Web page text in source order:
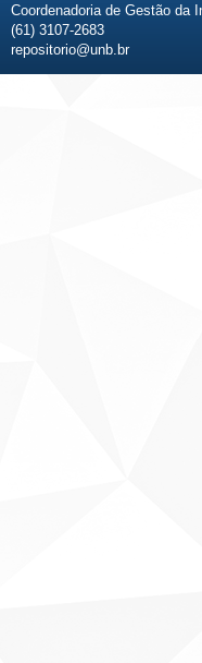
Coordenadoria de Gestão da
(61) 3107-2683
repositorio@unb.br